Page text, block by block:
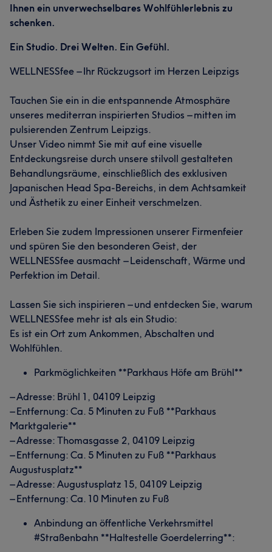
Ihnen ein unverwechselbares Wohlfühlerlebnis zu
schenken.
Ein Studio. Drei Welten. Ein Gefühl.
WELLNESSfee – Ihr Rückzugsort im Herzen Leipzigs
Tauchen Sie ein in die entspannende Atmosphäre
unseres mediterran inspirierten Studios – mitten im
pulsierenden Zentrum Leipzigs.
Unser Video nimmt Sie mit auf eine visuelle
Entdeckungsreise durch unsere stilvoll gestalteten
Behandlungsräume, einschließlich des exklusiven
Japanischen Head Spa-Bereichs, in dem Achtsamkeit
und Ästhetik zu einer Einheit verschmelzen.
Erleben Sie zudem Impressionen unserer Firmenfeier
und spüren Sie den besonderen Geist, der
WELLNESSfee ausmacht – Leidenschaft, Wärme und
Perfektion im Detail.
Lassen Sie sich inspirieren – und entdecken Sie, warum
WELLNESSfee mehr ist als ein Studio:
Es ist ein Ort zum Ankommen, Abschalten und
Wohlfühlen.
Parkmöglichkeiten **Parkhaus Höfe am Brühl**
– Adresse: Brühl 1, 04109 Leipzig
– Entfernung: Ca. 5 Minuten zu Fuß **Parkhaus
Marktgalerie**
– Adresse: Thomasgasse 2, 04109 Leipzig
– Entfernung: Ca. 5 Minuten zu Fuß **Parkhaus
Augustusplatz**
– Adresse: Augustusplatz 15, 04109 Leipzig
– Entfernung: Ca. 10 Minuten zu Fuß
Anbindung an öffentliche Verkehrsmittel
#Straßenbahn **Haltestelle Goerdelerring**: